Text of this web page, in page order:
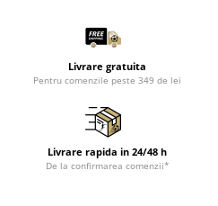
Livrare gratuita
Pentru comenzile peste 349 de lei
Livrare rapida in 24/48 h
De la confirmarea comenzii*